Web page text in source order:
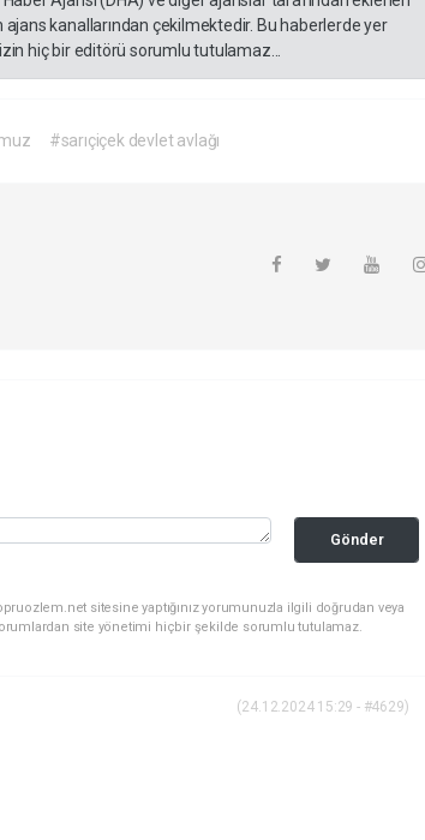
kanallarından çekilmektedir. Bu haberlerde yer
hiç bir editörü sorumlu tutulamaz...
#sarıçiçek devlet avlağı
Gönder
sitesine yaptığınız yorumunuzla ilgili doğrudan veya
site yönetimi hiçbir şekilde sorumlu tutulamaz.
(24.12.2024 15:29 - #4629)